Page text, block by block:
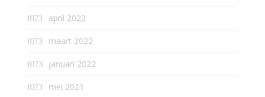
april 2022
maart 2022
januari 2022
mei 2021